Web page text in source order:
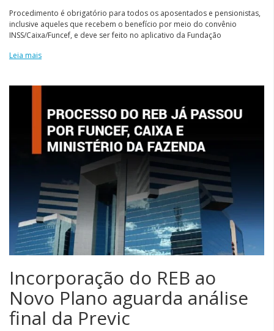
Procedimento é obrigatório para todos os aposentados e pensionistas,
inclusive aqueles que recebem o benefício por meio do convênio
INSS/Caixa/Funcef, e deve ser feito no aplicativo da Fundação
Leia mais
Incorporação do REB ao
Novo Plano aguarda análise
final da Previc